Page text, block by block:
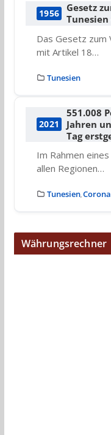
1956
Gesetz
Das Gesetz
mit Artikel 18…
Tunesien
2021
551.008
Jahren
Tag
Im Rahmen
allen Regionen…
Tunesien, Corona
Währungsrechner